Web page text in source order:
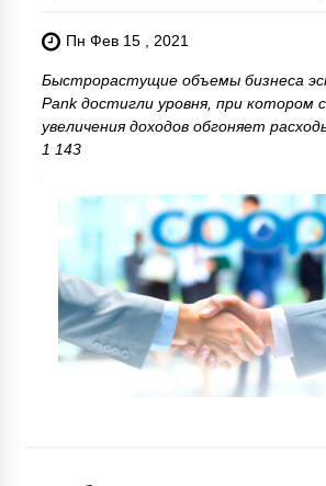
Пн Фев 15 , 2021
Быстрорастущие объемы бизнеса
Pank достигли уровня, при котором
увеличения доходов обгоняет
1 143